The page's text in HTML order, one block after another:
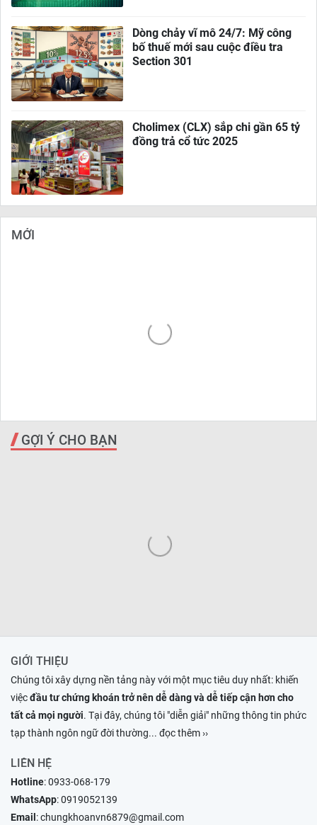
Dòng chảy vĩ mô 24/7: Mỹ công
bố thuế mới sau cuộc điều tra
Section 301
Cholimex (CLX) sắp chi gần 65 tỷ
đồng trả cổ tức 2025
MỚI
GỢI Ý CHO BẠN
GIỚI THIỆU
Chúng tôi xây dựng nền tảng này với một mục tiêu duy nhất: khiến
việcđầu tư chứng khoán trở nên dễ dàng và dễ tiếp cận hơn cho
tất cả mọi người. Tại đây, chúng tôi "diễn giải" những thông tin phức
tạp thành ngôn ngữ đời thường... đọc thêm ››
LIÊN HỆ
Hotline:0933-068-179
WhatsApp:0919052139
Email :chungkhoanvn6879@gmail.com